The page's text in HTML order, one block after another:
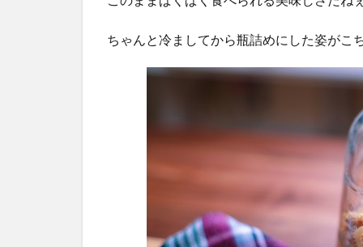
ちゃんと冷ましてから瓶詰めにした姿がこ